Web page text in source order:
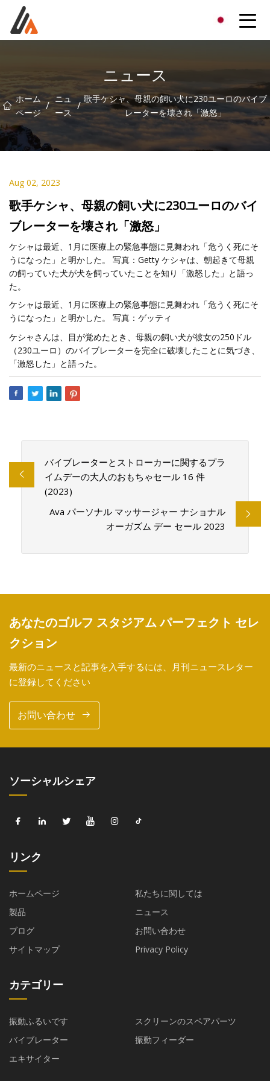
ニュース
ホーム
ページ
/ ニュ
ース
/ 歌手ケシャ、母親の飼い犬に230ユーロのバイブ
レーターを壊され「激怒」
Aug 02, 2023
歌手ケシャ、母親の飼い犬に230ユーロのバイ
ブレーターを壊され「激怒」
ケシャは最近、1月に医療上の緊急事態に見舞われ「危うく死にそ
うになった」と明かした。 写真：Getty ケシャは、朝起きて母親
の飼っていた犬が犬を飼っていたことを知り「激怒した」と語っ
た。
ケシャは最近、1月に医療上の緊急事態に見舞われ「危うく死にそ
うになった」と明かした。 写真：ゲッティ
ケシャさんは、目が覚めたとき、母親の飼い犬が彼女の250ドル
（230ユーロ）のバイブレーターを完全に破壊したことに気づき、
「激怒した」と語った。
バイブレーターとストローカーに関するプラ
イムデーの大人のおもちゃセール 16 件
(2023)
Ava パーソナル マッサージャー ナショナル
オーガズム デー セール 2023
あなたのゴルフ スタジアム パーフェクト セレ
クション
最新のニュースと記事を入手するには、月刊ニュースレター
に登録してください
お問い合わせ
ソーシャルシェア
リンク
ホームページ
私たちに関しては
製品
ニュース
ブログ
お問い合わせ
サイトマップ
Privacy Policy
カテゴリー
振動ふるいです
スクリーンのスペアパーツ
バイブレーター
振動フィーダー
エキサイター